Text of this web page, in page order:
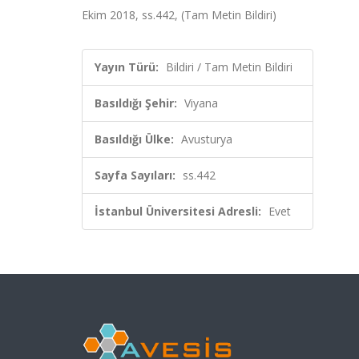
Ekim 2018, ss.442, (Tam Metin Bildiri)
Yayın Türü: Bildiri / Tam Metin Bildiri
Basıldığı Şehir: Viyana
Basıldığı Ülke: Avusturya
Sayfa Sayıları: ss.442
İstanbul Üniversitesi Adresli: Evet